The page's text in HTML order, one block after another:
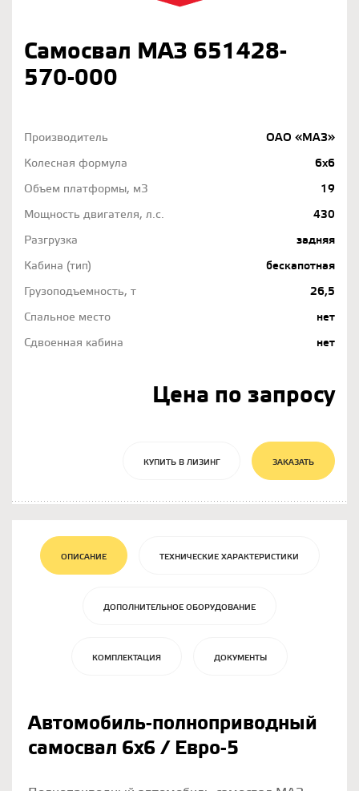
Самосвал МАЗ 651428-
570-000
Производитель
ОАО «МАЗ»
Колесная формула
6х6
Объем платформы, м3
19
Мощность двигателя, л.с.
430
Разгрузка
задняя
Кабина (тип)
бескапотная
Грузоподъемность, т
26,5
Спальное место
нет
Сдвоенная кабина
нет
Цена по запросу
КУПИТЬ В ЛИЗИНГ ЗАКАЗАТЬ
ОПИСАНИЕ ТЕХНИЧЕСКИЕ ХАРАКТЕРИСТИКИ
ДОПОЛНИТЕЛЬНОЕ ОБОРУДОВАНИЕ
КОМПЛЕКТАЦИЯ ДОКУМЕНТЫ
Автомобиль-полноприводный
самосвал 6х6 / Евро-5